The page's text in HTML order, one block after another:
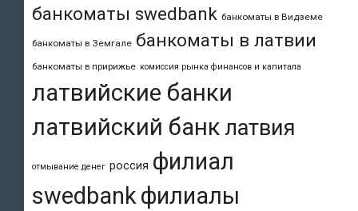
банкоматы swedbank банкоматы в Видземе
банкоматы в Земгале банкоматы в латвии
банкоматы в пририжье комиссия рынка финансов и капитала
латвийские банки
латвийский банк латвия
отмывание денег россия филиал
swedbankфилиалы